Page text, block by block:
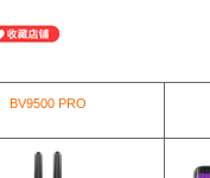
BV9500 PRO